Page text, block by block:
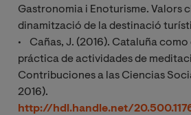
Gastronomia i Enoturisme. Valors
dinamització de la destinació
• Cañas, J. (2016). Cataluña
práctica de actividades de
Contribuciones a las Ciencias
2016).
http://hdl.handle.net/